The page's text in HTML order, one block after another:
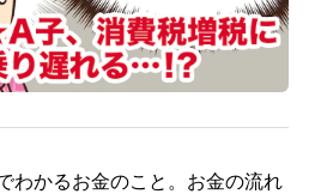
わかるお金のこと。お金の流れ